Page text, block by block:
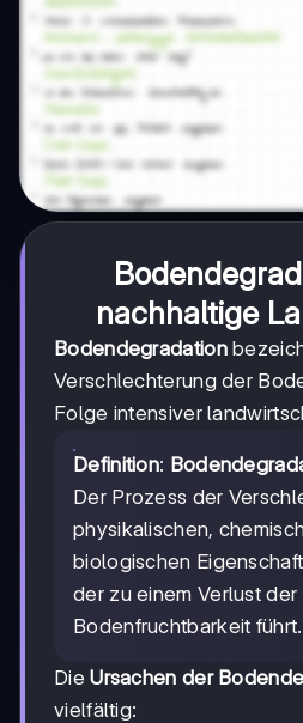
nachhaltige
Bodendegradation
Verschlechterung der
Folge intensiver
Definition:
Der Prozess der
physikalischen,
biologischen
der zu einem Verlust der
Bodenfruchtbarkeit führt.
DieUrsachen der
vielfältig: